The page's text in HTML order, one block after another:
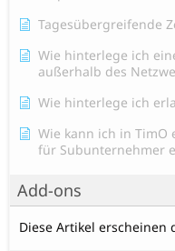
Tagesübergreifende
Wie hinterlege ich
außerhalb des
Wie hinterlege ich
Wie kann ich in
für Subunternehmer
Add-ons
Diese Artikel erscheinen